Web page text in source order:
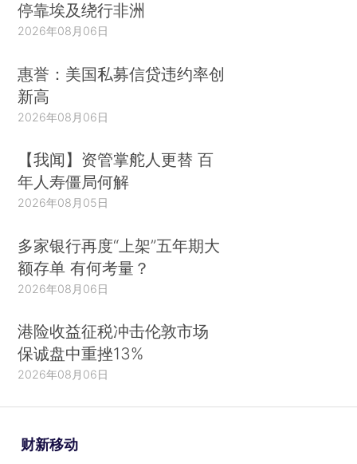
停靠埃及绕行非洲
2026年08月06日
惠誉：美国私募信贷违约率创
新高
2026年08月06日
【我闻】资管掌舵人更替 百
年人寿僵局何解
2026年08月05日
多家银行再度“上架”五年期大
额存单 有何考量？
2026年08月06日
港险收益征税冲击伦敦市场
保诚盘中重挫13%
2026年08月06日
财新移动